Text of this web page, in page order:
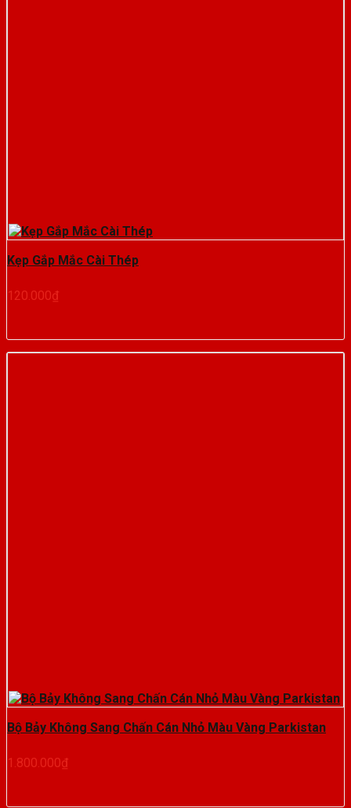
Kẹp Gắp Mắc Cài Thép
120.000₫
Bộ Bảy Không Sang Chấn Cán Nhỏ Màu Vàng Parkistan
1.800.000₫